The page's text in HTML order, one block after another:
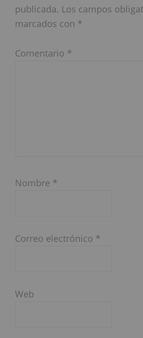
publicada. Los campos
marcados con *
Comentario *
Nombre *
Correo electrónico *
Web